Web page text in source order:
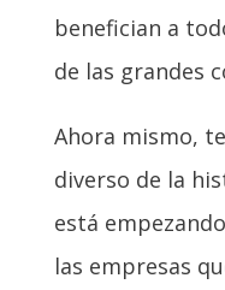
benefician a
de las grandes
Ahora mismo,
diverso de la
está
las empresas